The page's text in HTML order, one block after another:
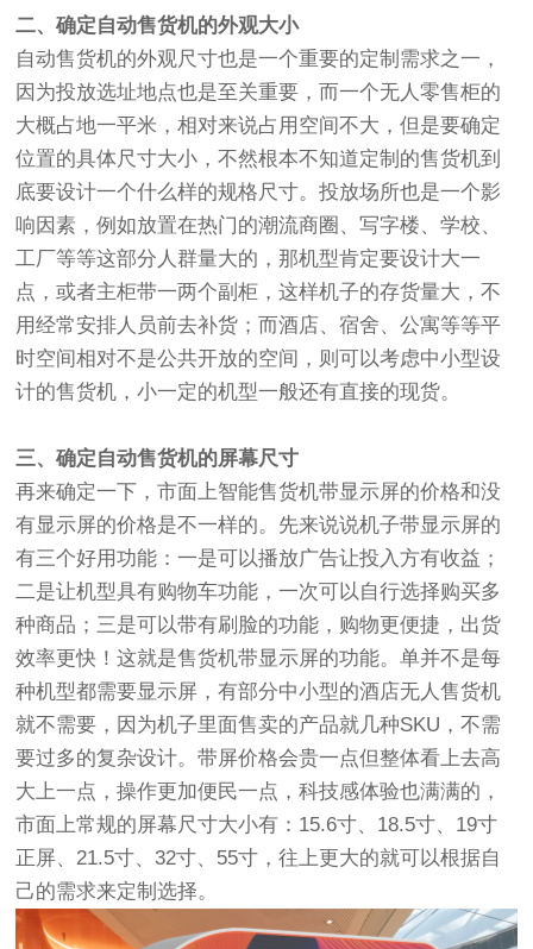
二、确定自动售货机的外观大小
自动售货机的外观尺寸也是一个重要的定制需求之一，
因为投放选址地点也是至关重要，而一个无人零售柜的
大概占地一平米，相对来说占用空间不大，但是要确定
位置的具体尺寸大小，不然根本不知道定制的售货机到
底要设计一个什么样的规格尺寸。投放场所也是一个影
响因素，例如放置在热门的潮流商圈、写字楼、学校、
工厂等等这部分人群量大的，那机型肯定要设计大一
点，或者主柜带一两个副柜，这样机子的存货量大，不
用经常安排人员前去补货；而酒店、宿舍、公寓等等平
时空间相对不是公共开放的空间，则可以考虑中小型设
计的售货机，小一定的机型一般还有直接的现货。
三、确定自动售货机的屏幕尺寸
再来确定一下，市面上智能售货机带显示屏的价格和没
有显示屏的价格是不一样的。先来说说机子带显示屏的
有三个好用功能：一是可以播放广告让投入方有收益；
二是让机型具有购物车功能，一次可以自行选择购买多
种商品；三是可以带有刷脸的功能，购物更便捷，出货
效率更快！这就是售货机带显示屏的功能。单并不是每
种机型都需要显示屏，有部分中小型的酒店无人售货机
就不需要，因为机子里面售卖的产品就几种SKU，不需
要过多的复杂设计。带屏价格会贵一点但整体看上去高
大上一点，操作更加便民一点，科技感体验也满满的，
市面上常规的屏幕尺寸大小有：15.6寸、18.5寸、19寸
正屏、21.5寸、32寸、55寸，往上更大的就可以根据自
己的需求来定制选择。